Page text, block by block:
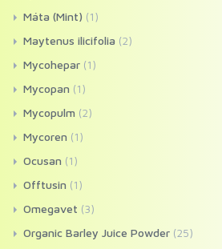
Máta (Mint) (1)
Maytenus ilicifolia (2)
Mycohepar (1)
Mycopan (1)
Mycopulm (2)
Mycoren (1)
Ocusan (1)
Offtusin (1)
Omegavet (3)
Organic Barley Juice Powder (25)